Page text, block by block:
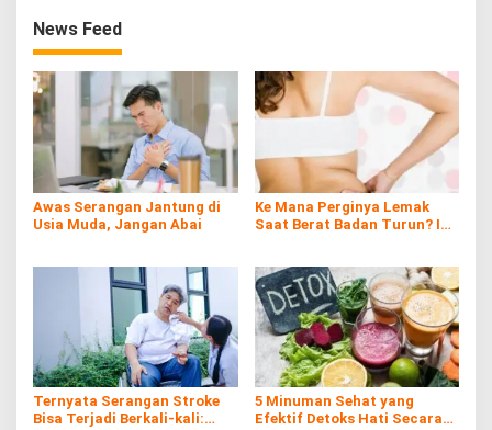
News Feed
Awas Serangan Jantung di
Usia Muda, Jangan Abai
Ke Mana Perginya Lemak
Saat Berat Badan Turun? Ini
Ternyata Serangan Stroke
Bisa Terjadi Berkali-kali:
5 Minuman Sehat yang
Efektif Detoks Hati Secara